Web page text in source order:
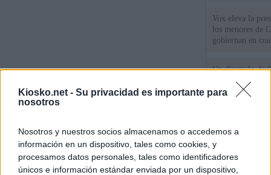
Kiosko.net - Su privacidad es importante para
nosotros
Nosotros y nuestros socios almacenamos o accedemos a
información en un dispositivo, tales como cookies, y
procesamos datos personales, tales como identificadores
únicos e información estándar enviada por un dispositivo,
Vox eleva la
los menores de
gobiernan en
Un diputado de
ante la Fiscalía
los inmigrantes”
ministros
de Ceuta